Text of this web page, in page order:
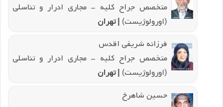
متخصص جراح کلیه - مجاری ادرار و تناسلی
(اورولوژیست) | تهران
فرزانه شریفی اقدس
متخصص جراح کلیه - مجاری ادرار و تناسلی
(اورولوژیست) | تهران
حسین شاهرخ